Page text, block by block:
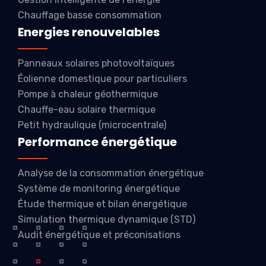
Chauffage basse consommation
Energies renouvelables
Panneaux solaires photovoltaïques
Éolienne domestique pour particuliers
Pompe à chaleur géothermique
Chauffe-eau solaire thermique
Petit hydraulique (microcentrale)
Performance énergétique
Analyse de la consommation énergétique
Système de monitoring énergétique
Étude thermique et bilan énergétique
Simulation thermique dynamique (STD)
Audit énergétique et préconisations